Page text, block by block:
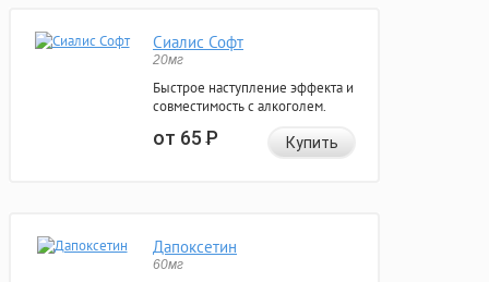
Сиалис Софт
20мг
Быстрое наступление эффекта и
совместимость с алкоголем.
от 65Р Купить
Дапоксетин
60мг